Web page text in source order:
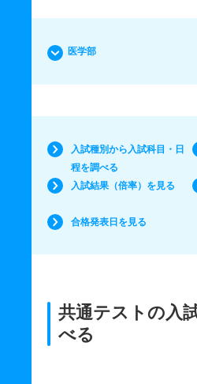
医学部
入試種別から入試科目・日
程を調べる
入試結果（倍率）を見る
合格発表日を見る
共通テストの入
べる